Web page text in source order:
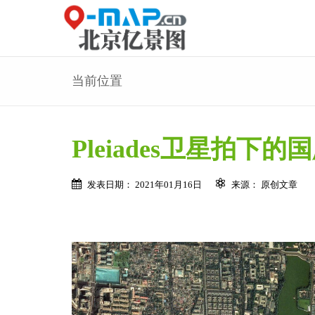
当前位置
Pleiades卫星拍下的
发表日期： 2021年01月16日 来源： 原创文章